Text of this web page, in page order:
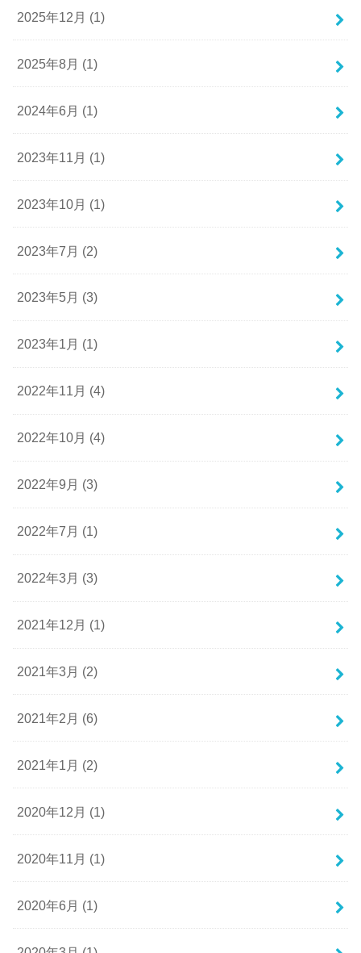
2025年12月 (1)
2025年8月 (1)
2024年6月 (1)
2023年11月 (1)
2023年10月 (1)
2023年7月 (2)
2023年5月 (3)
2023年1月 (1)
2022年11月 (4)
2022年10月 (4)
2022年9月 (3)
2022年7月 (1)
2022年3月 (3)
2021年12月 (1)
2021年3月 (2)
2021年2月 (6)
2021年1月 (2)
2020年12月 (1)
2020年11月 (1)
2020年6月 (1)